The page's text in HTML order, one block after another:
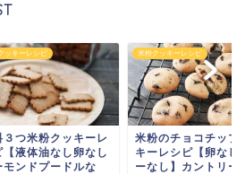
ッキーレ
し卵なし
ドルな
米粉クッキーレシピ
米粉のチョコチップクッ
キーレシピ【卵なしバタ
ーなし】カントリーマ